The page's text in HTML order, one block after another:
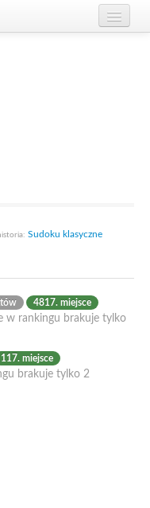
Sudoku klasyczne
4817. miejsce
w rankingu brakuje tylko
117. miejsce
brakuje tylko 2